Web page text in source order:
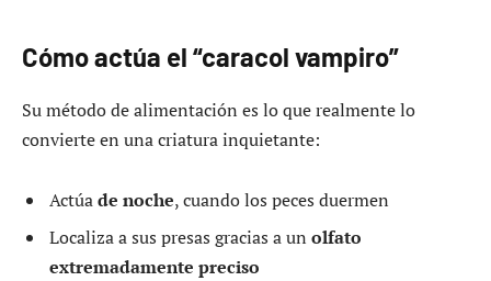
Cómo actúa el “caracol vampiro”
Su método de alimentación es lo que realmente lo
convierte en una criatura inquietante:
Actúade noche, cuando los peces duermen
Localiza a sus presas gracias a un olfato
extremadamente preciso